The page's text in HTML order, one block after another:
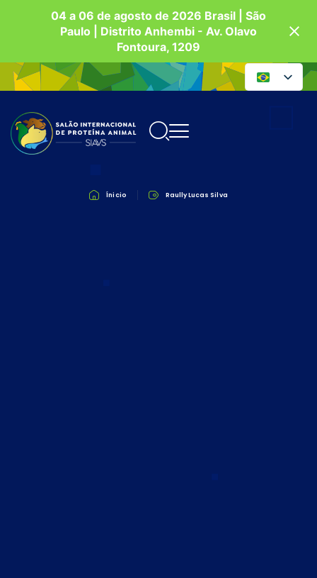
04 a 06 de agosto de 2026 Brasil | São
Paulo | Distrito Anhembi - Av. Olavo
Fontoura, 1209
Ínicio Raully Lucas Silva